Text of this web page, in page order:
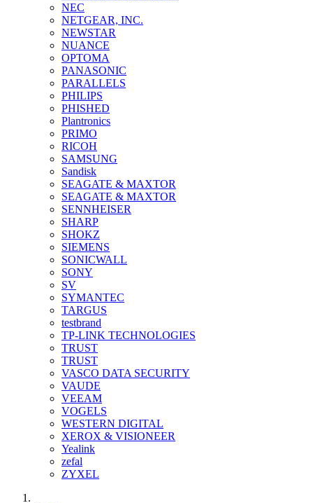
NEC
NETGEAR, INC.
NEWSTAR
NUANCE
OPTOMA
PANASONIC
PARALLELS
PHILIPS
PHISHED
Plantronics
PRIMO
RICOH
SAMSUNG
Sandisk
SEAGATE & MAXTOR
SEAGATE & MAXTOR
SENNHEISER
SHARP
SHOKZ
SIEMENS
SONICWALL
SONY
SV
SYMANTEC
TARGUS
testbrand
TP-LINK TECHNOLOGIES
TRUST
TRUST
VASCO DATA SECURITY
VAUDE
VEEAM
VOGELS
WESTERN DIGITAL
XEROX & VISIONEER
Yealink
zefal
ZYXEL